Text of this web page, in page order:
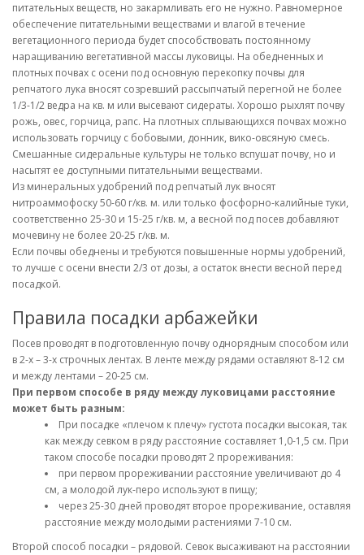
питательных веществ, но закармливать его не нужно. Равномерное
обеспечение питательными веществами и влагой в течение
вегетационного периода будет способствовать постоянному
наращиванию вегетативной массы луковицы. На обедненных и
плотных почвах с осени под основную перекопку почвы для
репчатого лука вносят созревший рассыпчатый перегной не более
1/3-1/2 ведра на кв. м или высевают сидераты. Хорошо рыхлят почву
рожь, овес, горчица, рапс. На плотных сплывающихся почвах можно
использовать горчицу с бобовыми, донник, вико-овсяную смесь.
Смешанные сидеральные культуры не только вспушат почву, но и
насытят ее доступными питательными веществами.
Из минеральных удобрений под репчатый лук вносят
нитроаммофоску 50-60 г/кв. м. или только фосфорно-калийные туки,
соответственно 25-30 и 15-25 г/кв. м, а весной под посев добавляют
мочевину не более 20-25 г/кв. м.
Если почвы обеднены и требуются повышенные нормы удобрений,
то лучше с осени внести 2/3 от дозы, а остаток внести весной перед
посадкой.
Правила посадки арбажейки
Посев проводят в подготовленную почву однорядным способом или
в 2-х – 3-х строчных лентах. В ленте между рядами оставляют 8-12 см
и между лентами – 20-25 см.
При первом способе в ряду между луковицами расстояние
может быть разным:
При посадке «плечом к плечу» густота посадки высокая, так
как между севком в ряду расстояние составляет 1,0-1,5 см. При
таком способе посадки проводят 2 прореживания:
при первом прореживании расстояние увеличивают до 4
см, а молодой лук-перо используют в пищу;
через 25-30 дней проводят второе прореживание, оставляя
расстояние между молодыми растениями 7-10 см.
Второй способ посадки – рядовой. Севок высаживают на расстоянии